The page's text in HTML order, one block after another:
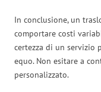
In conclusione, un
comportare costi
certezza di un servizio
equo. Non esitare a
personalizzato.